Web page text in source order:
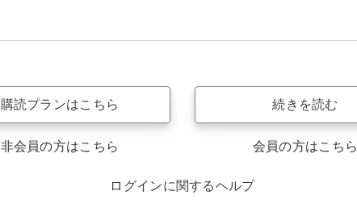
購読プランはこちら
非会員の方はこちら
続きを読む
会員の方はこちら
ログインに関するヘルプ